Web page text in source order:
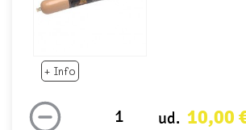
+ Info
ud. 10,00